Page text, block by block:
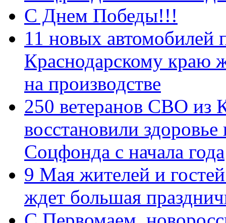
С Днем Победы!!!
11 новых автомобилей
Краснодарскому краю
на производстве
250 ветеранов СВО из
восстановили
Соцфонда с начала года
9 Мая жителей и
ждет большая